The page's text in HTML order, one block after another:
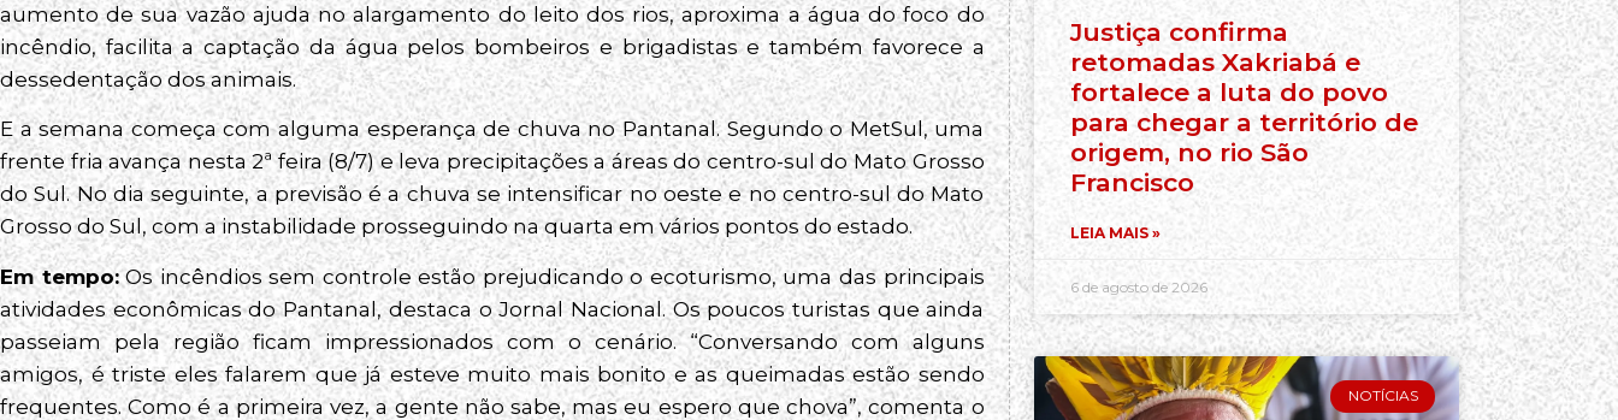
aumento de sua vazão ajuda no alargamento do leito dos rios, aproxima a água do foco do
incêndio, facilita a captação da água pelos bombeiros e brigadistas e também favorece a
dessedentação dos animais.
E a semana começa com alguma esperança de chuva no Pantanal. Segundo o MetSul, uma
frente fria avança nesta 2ª feira (8/7) e leva precipitações a áreas do centro-sul do Mato Grosso
do Sul. No dia seguinte, a previsão é a chuva se intensificar no oeste e no centro-sul do Mato
Grosso do Sul, com a instabilidade prosseguindo na quarta em vários pontos do estado.
Em tempo:Os incêndios sem controle estão prejudicando o ecoturismo, uma das principais
atividades econômicas do Pantanal, destaca o Jornal Nacional. Os poucos turistas que ainda
passeiam pela região ficam impressionados com o cenário. “Conversando com alguns
amigos, é triste eles falarem que já esteve muito mais bonito e as queimadas estão sendo
frequentes. Como é a primeira vez, a gente não sabe, mas eu espero que chova”, comenta o
Justiça confirma
retomadas Xakriabá e
fortalece a luta do povo
para chegar a território de
origem, no rio São
Francisco
LEIA MAIS »
6 de agosto de 2026
NOTÍCIAS